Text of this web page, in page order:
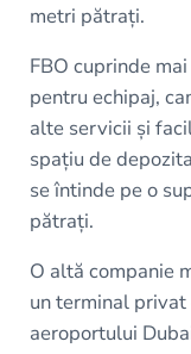
metri pătrați.
FBO cuprinde
pentru echipaj,
alte servicii și
spațiu de
se întinde pe o
pătrați.
O altă companie
un terminal
aeroportului